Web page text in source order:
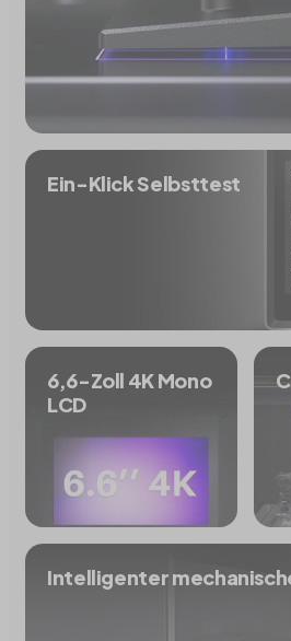
Ein-Klick Selbsttest
6,6-Zoll 4K Mono
LCD
Intelligenter